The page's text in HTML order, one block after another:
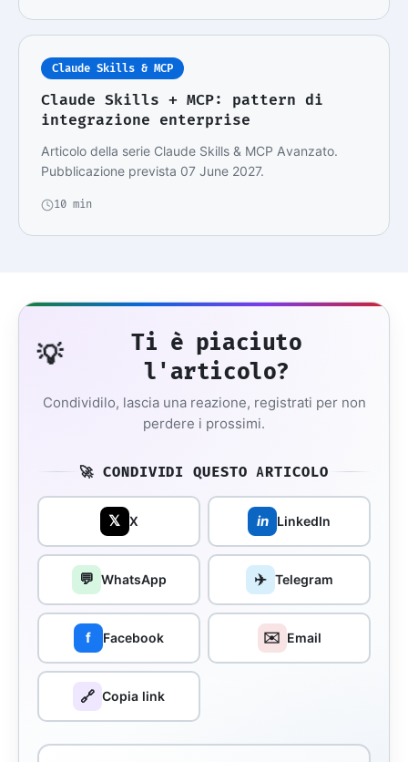
Claude Skills & MCP
Claude Skills + MCP: pattern di
integrazione enterprise
Articolo della serie Claude Skills & MCP Avanzato.
Pubblicazione prevista 07 June 2027.
10 min
💡
Ti è piaciuto
l'articolo?
Condividilo, lascia una reazione, registrati per non
perdere i prossimi.
🚀 CONDIVIDI QUESTO ARTICOLO
𝕏 X in LinkedIn
💬 WhatsApp ✈️ Telegram
f Facebook ✉️ Email
🔗 Copia link